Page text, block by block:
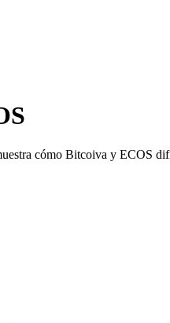
cómo Bitcoiva y ECOS